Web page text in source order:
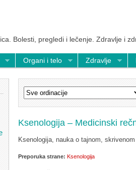
Bolesti, pregledi i lečenje. Zdravlje i
Organi i telo Zdravlje
Ksenologija – Medicinski
Ksenologija, nauka o tajnom,
Preporuka strane: Ksenologija